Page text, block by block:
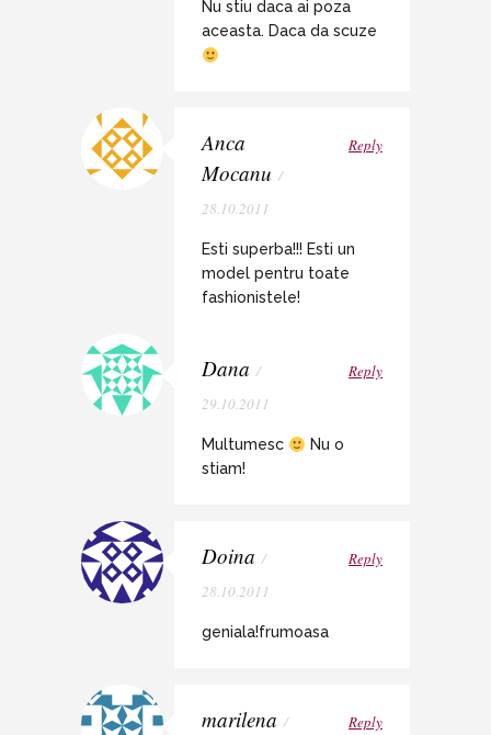
Nu stiu daca ai poza
aceasta. Daca da scuze
Anca
Mocanu /
28.10.2011
Reply
Esti superba!!! Esti un
model pentru toate
fashionistele!
Dana /
29.10.2011
Reply
Multumesc
Nu o
stiam!
Doina /
28.10.2011
Reply
geniala!frumoasa
marilena /
Reply